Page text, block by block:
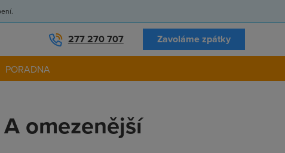
277 270 707 Zavoláme zpátky
PORADNA
omezenější